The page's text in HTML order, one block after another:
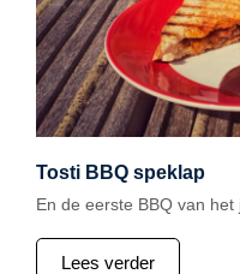
Tosti BBQ speklap
En de eerste BBQ van het
Lees verder